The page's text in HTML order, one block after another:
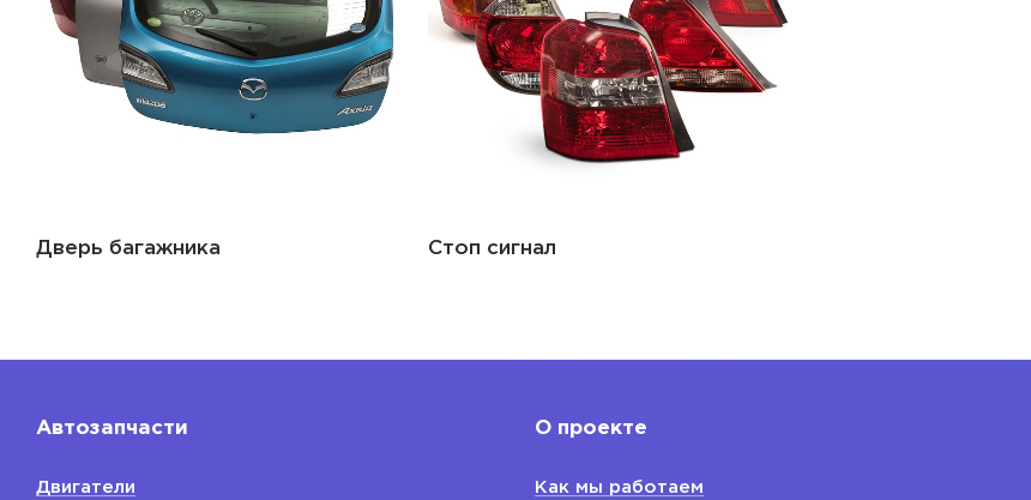
Дверь багажника Стоп сигнал
Автозапчасти
Двигатели
О проекте
Как мы работаем